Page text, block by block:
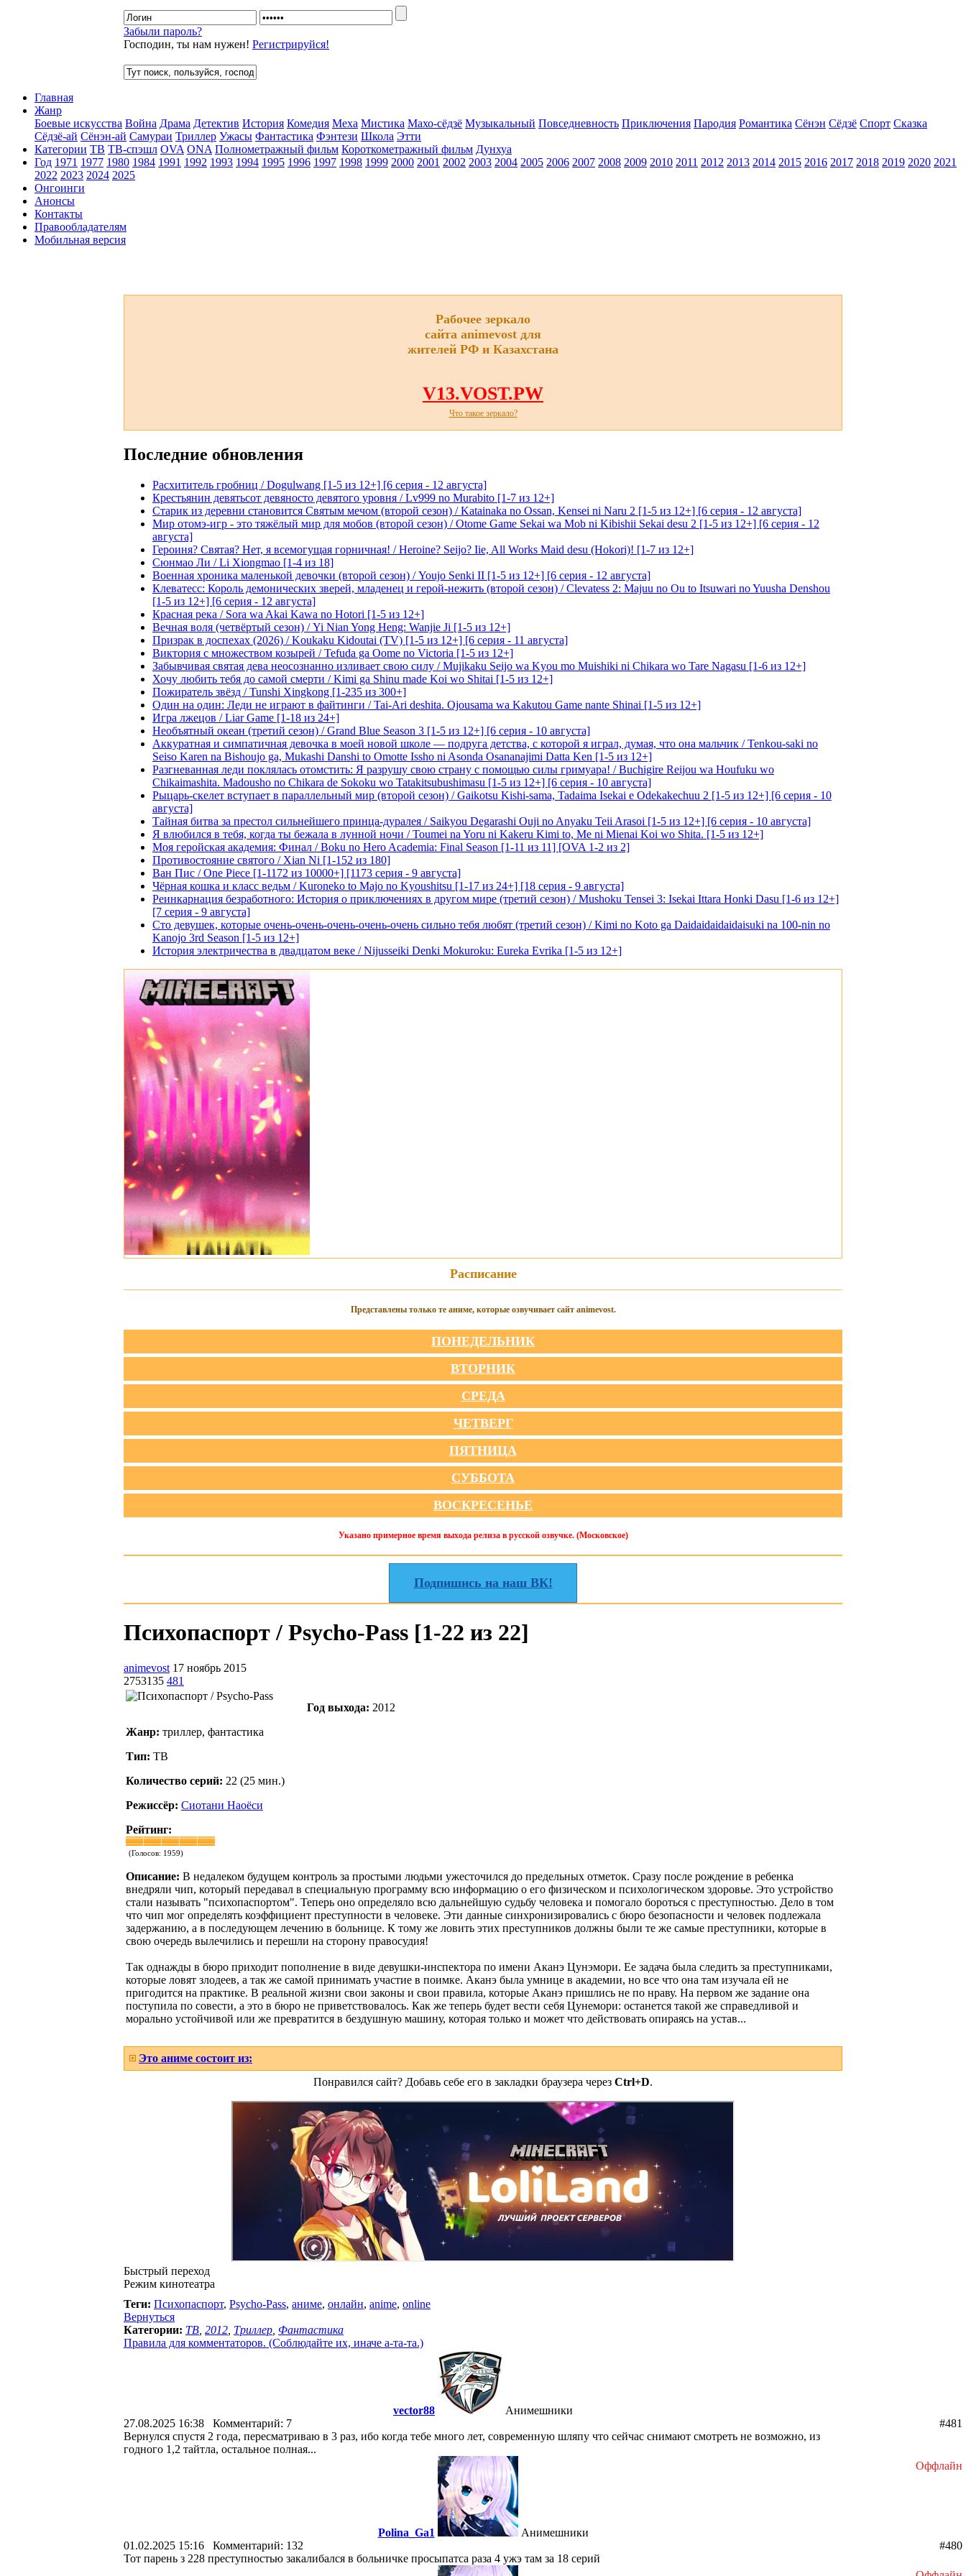
Забыли пароль?
Господин, ты нам нужен! Регистрируйся!
Главная
Жанр
Боевые искусства Война Драма Детектив История Комедия Меха Мистика Махо-сёдзё Музыкальный Повседневность Приключения Пародия Романтика Сёнэн Сёдзё Спорт Сказка
Сёдзё-ай Сёнэн-ай Самураи Триллер Ужасы Фантастика Фэнтези Школа Этти
Категории ТВ ТВ-спэшл OVA ONA Полнометражный фильм Короткометражный фильм Дунхуа
Год 1971 1977 1980 1984 1991 1992 1993 1994 1995 1996 1997 1998 1999 2000 2001 2002 2003 2004 2005 2006 2007 2008 2009 2010 2011 2012 2013 2014 2015 2016 2017 2018 2019 2020 2021
2022 2023 2024 2025
Онгоинги
Анонсы
Контакты
Правообладателям
Мобильная версия
Рабочее зеркало
сайта animevost для
жителей РФ и Казахстана
V13.VOST.PW
Что такое зеркало?
Последние обновления
Расхититель гробниц / Dogulwang [1-5 из 12+] [6 серия - 12 августа]
Крестьянин девятьсот девяносто девятого уровня / Lv999 no Murabito [1-7 из 12+]
Старик из деревни становится Святым мечом (второй сезон) / Katainaka no Ossan, Kensei ni Naru 2 [1-5 из 12+] [6 серия - 12 августа]
Мир отомэ-игр - это тяжёлый мир для мобов (второй сезон) / Otome Game Sekai wa Mob ni Kibishii Sekai desu 2 [1-5 из 12+] [6 серия - 12
августа]
Героиня? Святая? Нет, я всемогущая горничная! / Heroine? Seijo? Iie, All Works Maid desu (Hokori)! [1-7 из 12+]
Сюнмао Ли / Li Xiongmao [1-4 из 18]
Военная хроника маленькой девочки (второй сезон) / Youjo Senki II [1-5 из 12+] [6 серия - 12 августа]
Клеватесс: Король демонических зверей, младенец и герой-нежить (второй сезон) / Clevatess 2: Majuu no Ou to Itsuwari no Yuusha Denshou
[1-5 из 12+] [6 серия - 12 августа]
Красная река / Sora wa Akai Kawa no Hotori [1-5 из 12+]
Вечная воля (четвёртый сезон) / Yi Nian Yong Heng: Wanjie Ji [1-5 из 12+]
Призрак в доспехах (2026) / Koukaku Kidoutai (TV) [1-5 из 12+] [6 серия - 11 августа]
Виктория с множеством козырей / Tefuda ga Oome no Victoria [1-5 из 12+]
Забывчивая святая дева неосознанно изливает свою силу / Mujikaku Seijo wa Kyou mo Muishiki ni Chikara wo Tare Nagasu [1-6 из 12+]
Хочу любить тебя до самой смерти / Kimi ga Shinu made Koi wo Shitai [1-5 из 12+]
Пожиратель звёзд / Tunshi Xingkong [1-235 из 300+]
Один на один: Леди не играют в файтинги / Tai-Ari deshita. Ojousama wa Kakutou Game nante Shinai [1-5 из 12+]
Игра лжецов / Liar Game [1-18 из 24+]
Необъятный океан (третий сезон) / Grand Blue Season 3 [1-5 из 12+] [6 серия - 10 августа]
Аккуратная и симпатичная девочка в моей новой школе — подруга детства, с которой я играл, думая, что она мальчик / Tenkou-saki no
Seiso Karen na Bishoujo ga, Mukashi Danshi to Omotte Issho ni Asonda Osananajimi Datta Ken [1-5 из 12+]
Разгневанная леди поклялась отомстить: Я разрушу свою страну с помощью силы гримуара! / Buchigire Reijou wa Houfuku wo
Chikaimashita. Madousho no Chikara de Sokoku wo Tatakitsubushimasu [1-5 из 12+] [6 серия - 10 августа]
Рыцарь-скелет вступает в параллельный мир (второй сезон) / Gaikotsu Kishi-sama, Tadaima Isekai e Odekakechuu 2 [1-5 из 12+] [6 серия - 10
августа]
Тайная битва за престол сильнейшего принца-дуралея / Saikyou Degarashi Ouji no Anyaku Teii Arasoi [1-5 из 12+] [6 серия - 10 августа]
Я влюбился в тебя, когда ты бежала в лунной ночи / Toumei na Yoru ni Kakeru Kimi to, Me ni Mienai Koi wo Shita. [1-5 из 12+]
Моя геройская академия: Финал / Boku no Hero Academia: Final Season [1-11 из 11] [OVA 1-2 из 2]
Противостояние святого / Xian Ni [1-152 из 180]
Ван Пис / One Piece [1-1172 из 10000+] [1173 серия - 9 августа]
Чёрная кошка и класс ведьм / Kuroneko to Majo no Kyoushitsu [1-17 из 24+] [18 серия - 9 августа]
Реинкарнация безработного: История о приключениях в другом мире (третий сезон) / Mushoku Tensei 3: Isekai Ittara Honki Dasu [1-6 из 12+]
[7 серия - 9 августа]
Сто девушек, которые очень-очень-очень-очень-очень сильно тебя любят (третий сезон) / Kimi no Koto ga Daidaidaidaidaisuki na 100-nin no
Kanojo 3rd Season [1-5 из 12+]
История электричества в двадцатом веке / Nijusseiki Denki Mokuroku: Eureka Evrika [1-5 из 12+]
Расписание
Представлены только те аниме, которые озвучивает сайт animevost.
ПОНЕДЕЛЬНИК
ВТОРНИК
СРЕДА
ЧЕТВЕРГ
ПЯТНИЦА
СУББОТА
ВОСКРЕСЕНЬЕ
Указано примерное время выхода релиза в русской озвучке. (Московское)
Подпишись на наш ВК!
Психопаспорт / Psycho-Pass [1-22 из 22]
animevost 17 ноябрь 2015
2753135 481
Год выхода: 2012
Жанр: триллер, фантастика
Тип: ТВ
Количество серий: 22 (25 мин.)
Режиссёр: Сиотани Наоёси
Рейтинг:
(Голосов: 1959)
Описание: В недалеком будущем контроль за простыми людьми ужесточился до предельных отметок. Сразу после рождение в ребенка
внедряли чип, который передавал в специальную программу всю информацию о его физическом и психологическом здоровье. Это устройство
стали называть "психопаспортом". Теперь оно определяло всю дальнейшую судьбу человека и помогало бороться с преступностью. Дело в том
что чип мог определять коэффициент преступности в человеке. Эти данные синхронизировались с бюро безопасности и человек подлежала
задержанию, а в последующем лечению в больнице. К тому же ловить этих преступников должны были те же самые преступники, которые в
свою очередь вылечились и перешли на сторону правосудия!
Так однажды в бюро приходит пополнение в виде девушки-инспектора по имени Аканэ Цунэмори. Ее задача была следить за преступниками,
которые ловят злодеев, а так же самой принимать участие в поимке. Аканэ была умнице в академии, но все что она там изучала ей не
пригодится на практике. В реальной жизни свои законы и свои правила, которые Аканэ пришлись не по нраву. На первом же задание она
поступила по совести, а это в бюро не приветствовалось. Как же теперь будет вести себя Цунемори: останется такой же справедливой и
морально устойчивой или же превратится в бездушную машину, которая только и может что действовать опираясь на устав...
Это аниме состоит из:
Понравился сайт? Добавь себе его в закладки браузера через Ctrl+D.
Быстрый переход
Режим кинотеатра
Теги: Психопаспорт, Psycho-Pass, аниме, онлайн, anime, online
Вернуться
Категории: ТВ 2012 Триллер Фантастика
Правила для комментаторов. (Соблюдайте их, иначе а-та-та.)
vector88
Анимешники
27.08.2025 16:38 Комментарий: 7
#481
Вернулся спустя 2 года, пересматриваю в 3 раз, ибо когда тебе много лет, современную шляпу что сейчас снимают смотреть не возможно, из
годного 1,2 тайтла, остальное полная...
Оффлайн
Polina_Ga1
Анимешники
01.02.2025 15:16 Комментарий: 132
#480
Тот парень з 228 преступностью закалибался в больничке просыпатса раза 4 ужэ там за 18 серий